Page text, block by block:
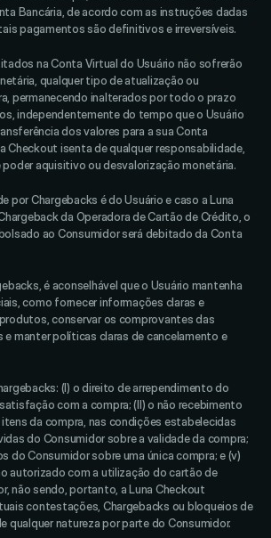
Bancária, de acordo com as instruções dadas
pagamentos são definitivos e irreversíveis.
na Conta Virtual do Usuário não sofrerão
qualquer tipo de atualização ou
permanecendo inalterados por todo o prazo
independentemente do tempo que o Usuário
dos valores para a sua Conta
Checkout isenta de qualquer responsabilidade,
aquisitivo ou desvalorização monetária.
por Chargebacks é do Usuário e caso a Luna
da Operadora de Cartão de Crédito, o
ao Consumidor será debitado da Conta
é aconselhável que o Usuário mantenha
como fornecer informações claras e
conservar os comprovantes das
e manter políticas claras de cancelamento e
(I) o direito de arrependimento do
com a compra; (II) o não recebimento
da compra, nas condições estabelecidas
do Consumidor sobre a validade da compra;
do Consumidor sobre uma única compra; e (v)
autorizado com a utilização do cartão de
não sendo, portanto, a Luna Checkout
contestações, Chargebacks ou bloqueios de
qualquer natureza por parte do Consumidor.